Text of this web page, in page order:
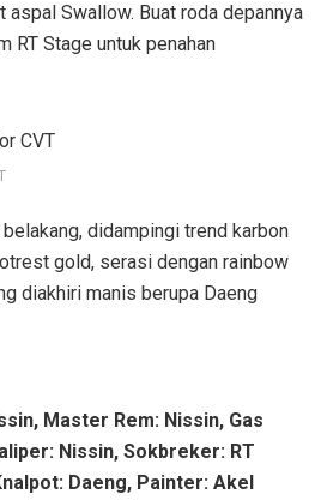
Swallow. Buat roda depannya
Stage untuk penahan
didampingi trend karbon
gold, serasi dengan rainbow
diakhiri manis berupa Daeng
Master Rem: Nissin, Gas
Nissin, Sokbreker: RT
Daeng, Painter: Akel